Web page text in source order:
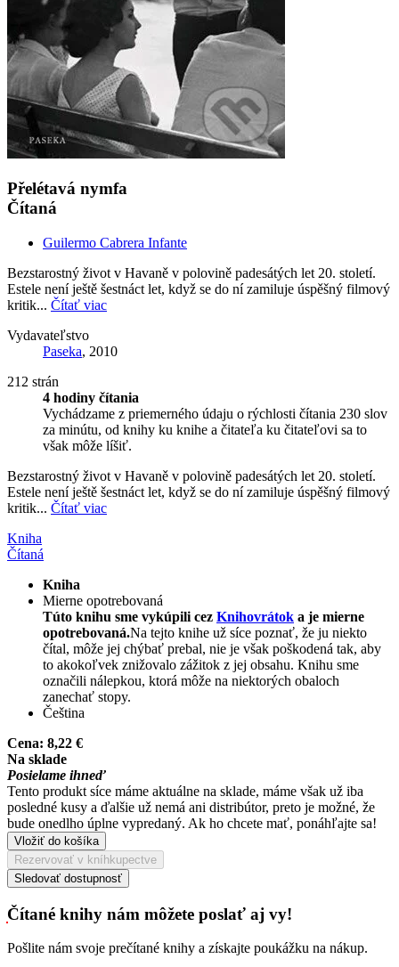
Přelétavá nymfa
Čítaná
Guilermo Cabrera Infante
Bezstarostný život v Havaně v polovině padesátých let 20. století.
Estele není ještě šestnáct let, když se do ní zamiluje úspěšný filmový
kritik... Čítať viac
Vydavateľstvo
Paseka, 2010
212 strán
4 hodiny čítania
Vychádzame z priemerného údaju o rýchlosti čítania 230 slov
za minútu, od knihy ku knihe a čitateľa ku čitateľovi sa to
však môže líšiť.
Bezstarostný život v Havaně v polovině padesátých let 20. století.
Estele není ještě šestnáct let, když se do ní zamiluje úspěšný filmový
kritik... Čítať viac
Kniha
Čítaná
Kniha
Mierne opotrebovaná
Túto knihu sme vykúpili cez Knihovrátok a je mierne
opotrebovaná.Na tejto knihe už síce poznať, že ju niekto
čítal, môže jej chýbať prebal, nie je však poškodená tak, aby
to akokoľvek znižovalo zážitok z jej obsahu. Knihu sme
označili nálepkou, ktorá môže na niektorých obaloch
zanechať stopy.
Čeština
Cena: 8,22 €
Na sklade
Posielame ihneď
Tento produkt síce máme aktuálne na sklade, máme však už iba
posledné kusy a ďalšie už nemá ani distribútor, preto je možné, že
bude onedlho úplne vypredaný. Ak ho chcete mať, ponáhľajte sa!
Vložiť do košíka
Rezervovať v kníhkupectve
Sledovať dostupnosť
Čítané knihy nám môžete poslať aj vy!
Pošlite nám svoje prečítané knihy a získajte poukážku na nákup.